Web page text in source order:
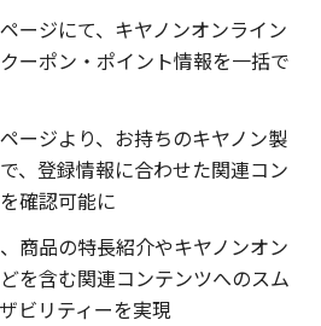
ージにて、キヤノンオンライン
ーポン・ポイント情報を一括で
ージより、お持ちのキヤノン製
、登録情報に合わせた関連コン
確認可能に
商品の特長紹介やキヤノンオン
を含む関連コンテンツへのスム
ビリティーを実現